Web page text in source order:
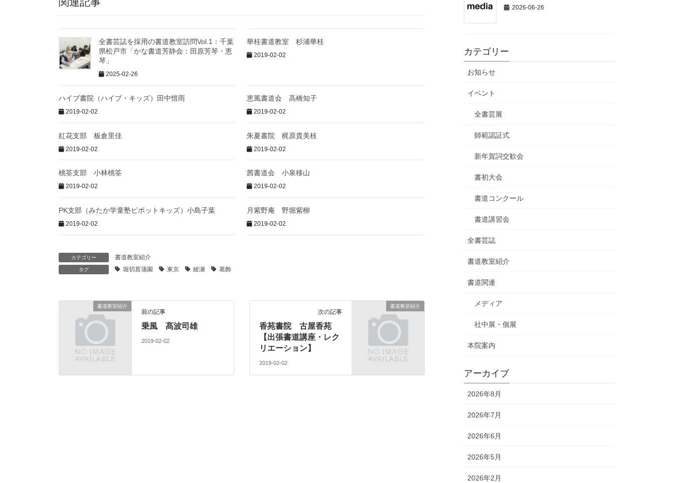
全書芸誌を採用の書道教室訪問Vol.1：千葉
県松戸市「かな書道芳静会：田原芳琴・恵
琴」
2025-02-26
華桂書道教室 杉浦華桂
2019-02-02
ハイブ書院（ハイブ・キッズ）田中惜雨
2019-02-02
恵風書道会 高橋知子
2019-02-02
紅花支部 板倉里佳
2019-02-02
朱夏書院 梶原貴美枝
2019-02-02
桃筌支部 小林桃筌
2019-02-02
茜書道会 小泉移山
2019-02-02
PK支部（みたか学童塾ピボットキッズ）小島子葉
2019-02-02
月紫野庵 野堀紫柳
2019-02-02
カテゴリー 書道教室紹介
タグ 堀切菖蒲園 東京 綾瀬 葛飾
書道教室紹介
前の記事
乗風 髙波司雄
2019-02-02
書道教室紹介
次の記事
香苑書院 古屋香苑
【出張書道講座・レク
リエーション】
2019-02-02
2026-06-26
カテゴリー
お知らせ
イベント
全書芸展
師範認証式
新年賀詞交歓会
書初大会
書道コンクール
書道講習会
全書芸誌
書道教室紹介
書道関連
メディア
社中展・個展
本院案内
アーカイブ
2026年8月
2026年7月
2026年6月
2026年5月
2026年2月